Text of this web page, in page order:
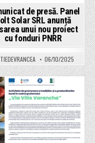
de presă. Panel
Solar SRL anunță
unui nou proiect
cu fonduri PNRR
06/10/2025